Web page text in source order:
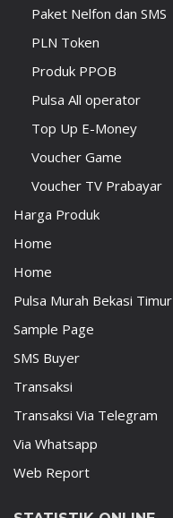
Paket Nelfon dan SMS
PLN Token
Produk PPOB
Pulsa All operator
Top Up E-Money
Voucher Game
Voucher TV Prabayar
Harga Produk
Home
Home
Pulsa Murah Bekasi Timur
Sample Page
SMS Buyer
Transaksi
Transaksi Via Telegram
Via Whatsapp
Web Report